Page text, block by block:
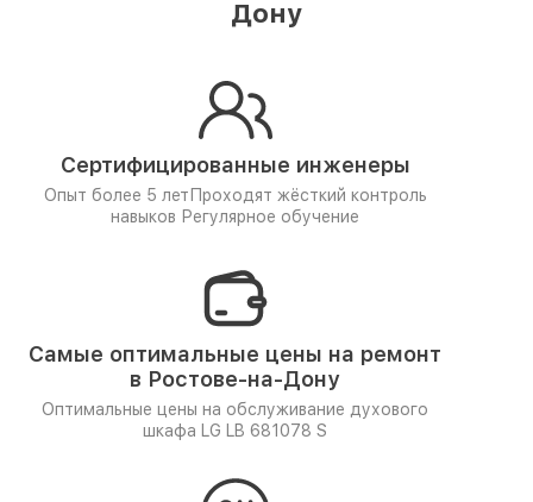
Дону
Сертифицированные инженеры
Опыт более 5 лет Проходят жёсткий контроль
навыков Регулярное обучение
Самые оптимальные цены на ремонт
в Ростове-на-Дону
Оптимальные цены на обслуживание духового
шкафа LG LB 681078 S